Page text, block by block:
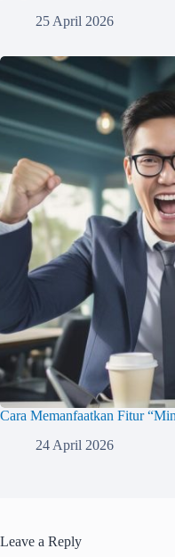
25 April 2026
Cara Memanfaatkan Fitur
24 April 2026
Leave a Reply